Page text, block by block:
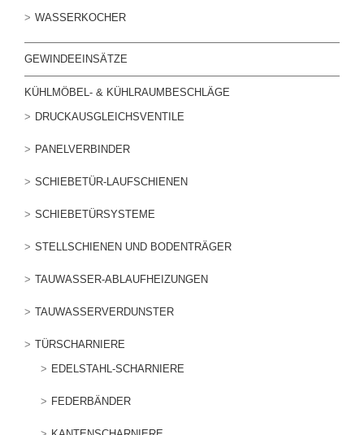
WASSERKOCHER
GEWINDEEINSÄTZE
KÜHLMÖBEL- & KÜHLRAUMBESCHLÄGE
DRUCKAUSGLEICHSVENTILE
PANELVERBINDER
SCHIEBETÜR-LAUFSCHIENEN
SCHIEBETÜRSYSTEME
STELLSCHIENEN UND BODENTRÄGER
TAUWASSER-ABLAUFHEIZUNGEN
TAUWASSERVERDUNSTER
TÜRSCHARNIERE
EDELSTAHL-SCHARNIERE
FEDERBÄNDER